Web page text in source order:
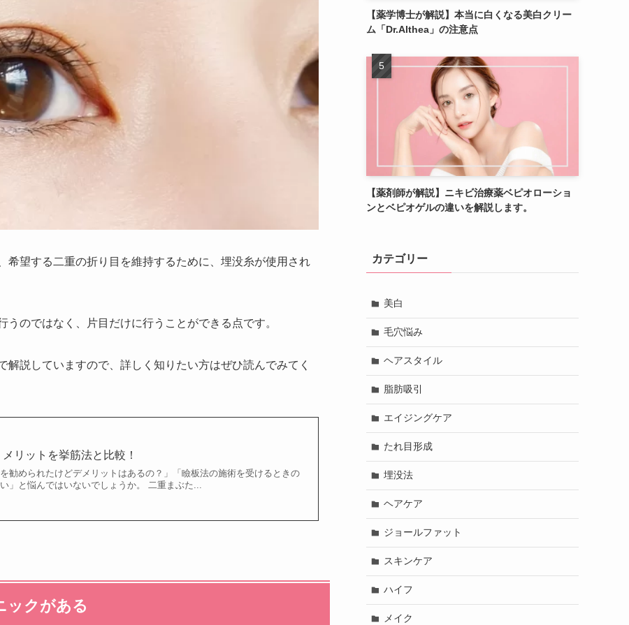
希望する二重の折り目を維持するために、埋没糸が使用され
のではなく、片目だけに行うことができる点です。
説していますので、詳しく知りたい方はぜひ読んでみてく
リットを挙筋法と比較！
勧められたけどデメリットはあるの？」「瞼板法の施術を受けるときの
」と悩んではいないでしょうか。 二重まぶた...
ックがある
【薬学博士が解説】本当に白くなる美白クリー
ム「Dr.Althea」の注意点
【薬剤師が解説】ニキビ治療薬ベピオローショ
ンとベピオゲルの違いを解説します。
カテゴリー
美白
毛穴悩み
ヘアスタイル
脂肪吸引
エイジングケア
たれ目形成
埋没法
ヘアケア
ジョールファット
スキンケア
ハイフ
メイク